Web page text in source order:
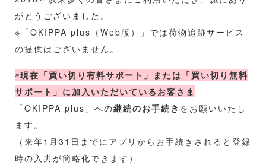
がとうございました。
※「OKIPPA plus（Web版）」では荷物追跡サービス
の提供はございません。
◉現在「買い切り有料サポート」または「買い切り無料
サポート」に加入いただいているお客さま
「OKIPPA plus」への継続のお手続き をお願いいたし
ます。
（来年1月31日までにアプリからお手続きされると登録
時の入力が簡略化できます）